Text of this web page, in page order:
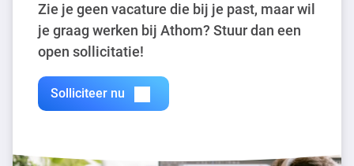
Zie je geen vacature die bij je past, maar wil
je graag werken bij Athom? Stuur dan een
open sollicitatie!
Solliciteer nu